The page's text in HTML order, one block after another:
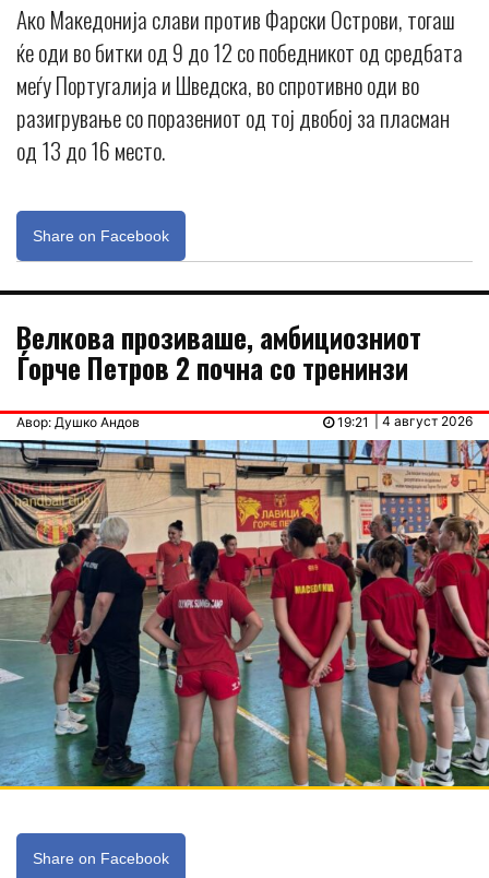
Ако Македонија слави против Фарски Острови, тогаш
ќе оди во битки од 9 до 12 со победникот од средбата
меѓу Португалија и Шведска, во спротивно оди во
разигрување со поразениот од тој двобој за пласман
од 13 до 16 место.
Share on Facebook
Велкова прозивашe, амбициозниот
Ѓорче Петров 2 почна со тренинзи
Авор: Душко Андов | 4 август 2026
19:21
Share on Facebook